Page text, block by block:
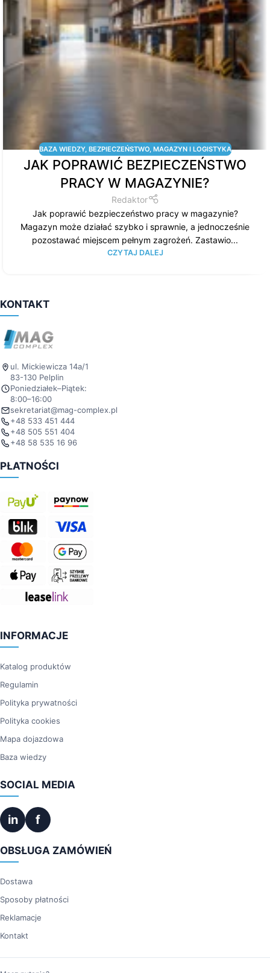
BAZA WIEDZY, BEZPIECZEŃSTWO, MAGAZYN I LOGISTYKA
JAK POPRAWIĆ BEZPIECZEŃSTWO
PRACY W MAGAZYNIE?
Redaktor
Jak poprawić bezpieczeństwo pracy w magazynie?
Magazyn może działać szybko i sprawnie, a jednocześnie
pozostawać miejscem pełnym zagrożeń. Zastawio...
CZYTAJ DALEJ
KONTAKT
ul. Mickiewicza 14a/1
83-130 Pelplin
Poniedziałek–Piątek:
8:00–16:00
sekretariat@mag-complex.pl
+48 533 451 444
+48 505 551 404
+48 58 535 16 96
PŁATNOŚCI
INFORMACJE
Katalog produktów
Regulamin
Polityka prywatności
Polityka cookies
Mapa dojazdowa
Baza wiedzy
SOCIAL MEDIA
in f
OBSŁUGA ZAMÓWIEŃ
Dostawa
Sposoby płatności
Reklamacje
Kontakt